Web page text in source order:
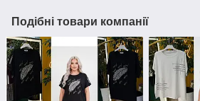
Подібні товари компанії